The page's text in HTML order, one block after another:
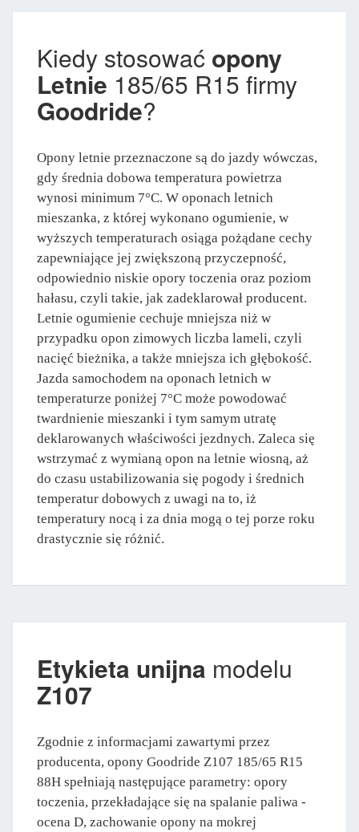
Kiedy stosować opony
Letnie 185/65 R15 firmy
Goodride?
Opony letnie przeznaczone są do jazdy wówczas,
gdy średnia dobowa temperatura powietrza
wynosi minimum 7°C. W oponach letnich
mieszanka, z której wykonano ogumienie, w
wyższych temperaturach osiąga pożądane cechy
zapewniające jej zwiększoną przyczepność,
odpowiednio niskie opory toczenia oraz poziom
hałasu, czyli takie, jak zadeklarował producent.
Letnie ogumienie cechuje mniejsza niż w
przypadku opon zimowych liczba lameli, czyli
nacięć bieżnika, a także mniejsza ich głębokość.
Jazda samochodem na oponach letnich w
temperaturze poniżej 7°C może powodować
twardnienie mieszanki i tym samym utratę
deklarowanych właściwości jezdnych. Zaleca się
wstrzymać z wymianą opon na letnie wiosną, aż
do czasu ustabilizowania się pogody i średnich
temperatur dobowych z uwagi na to, iż
temperatury nocą i za dnia mogą o tej porze roku
drastycznie się różnić.
Etykieta unijna modelu
Z107
Zgodnie z informacjami zawartymi przez
producenta, opony Goodride Z107 185/65 R15
88H spełniają następujące parametry: opory
toczenia, przekładające się na spalanie paliwa -
ocena D, zachowanie opony na mokrej